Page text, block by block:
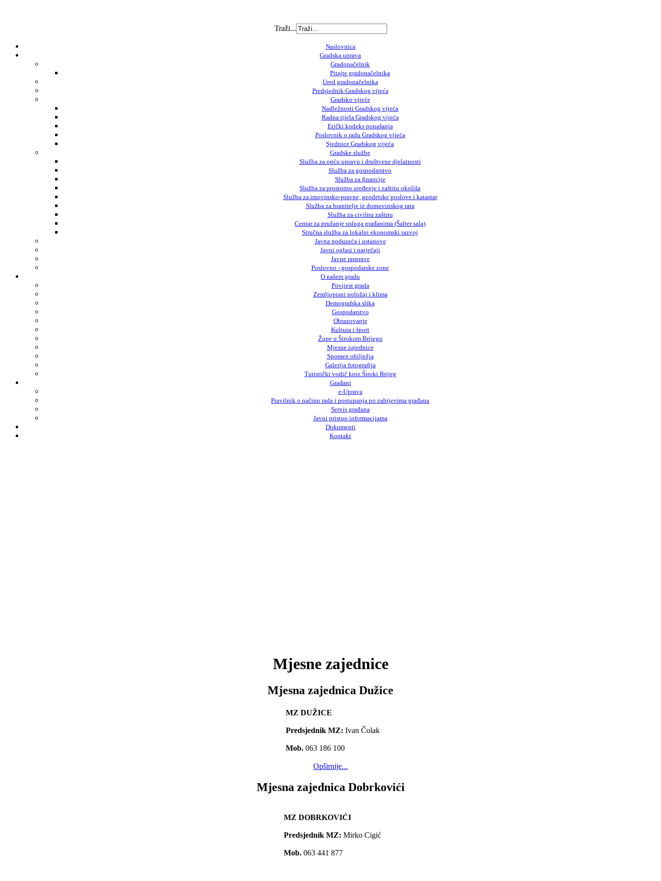
Traži...
Naslovnica
Gradska uprava
Gradonačelnik
Pitajte gradonačelnika
Ured gradonačelnika
Predsjednik Gradskog vijeća
Gradsko vijeće
Nadležnosti Gradskog vijeća
Radna tijela Gradskog vijeća
Etički kodeks ponašanja
Poslovnik o radu Gradskog vijeća
Sjednice Gradskog vijeća
Gradske službe
Služba za opću upravu i društvene djelatnosti
Služba za gospodarstvo
Služba za financije
Služba za prostorno uređenje i zaštitu okoliša
Služba za imovinsko-pravne, geodetske poslove i katastar
Služba za branitelje iz domovinskog rata
Služba za civilnu zaštitu
Centar za pružanje usluga građanima (Šalter sala)
Stručna služba za lokalni ekonomski razvoj
Javna poduzeća i ustanove
Javni oglasi i natječaji
Javne rasprave
Poslovno - gospodarske zone
O našem gradu
Povijest grada
Zemljopisni položaj i klima
Demografska slika
Gospodarstvo
Obrazovanje
Kultura i šport
Župe u Širokom Brijegu
Mjesne zajednice
Spomen obilježja
Galerija fotografija
Turistički vodič kroz Široki Brijeg
Građani
e-Uprava
Pravilnik o načinu rada i postupanja po zahtjevima građana
Servis građana
Javni pristup informacijama
Dokumenti
Kontakt
Mjesne zajednice
Mjesna zajednica Dužice
MZ DUŽICE
Predsjednik MZ: Ivan Čolak
Mob.063 186 100
Opširnije...
Mjesna zajednica Dobrkovići
MZ DOBRKOVIĆI
Predsjednik MZ: Mirko Cigić
Mob. 063 441 877